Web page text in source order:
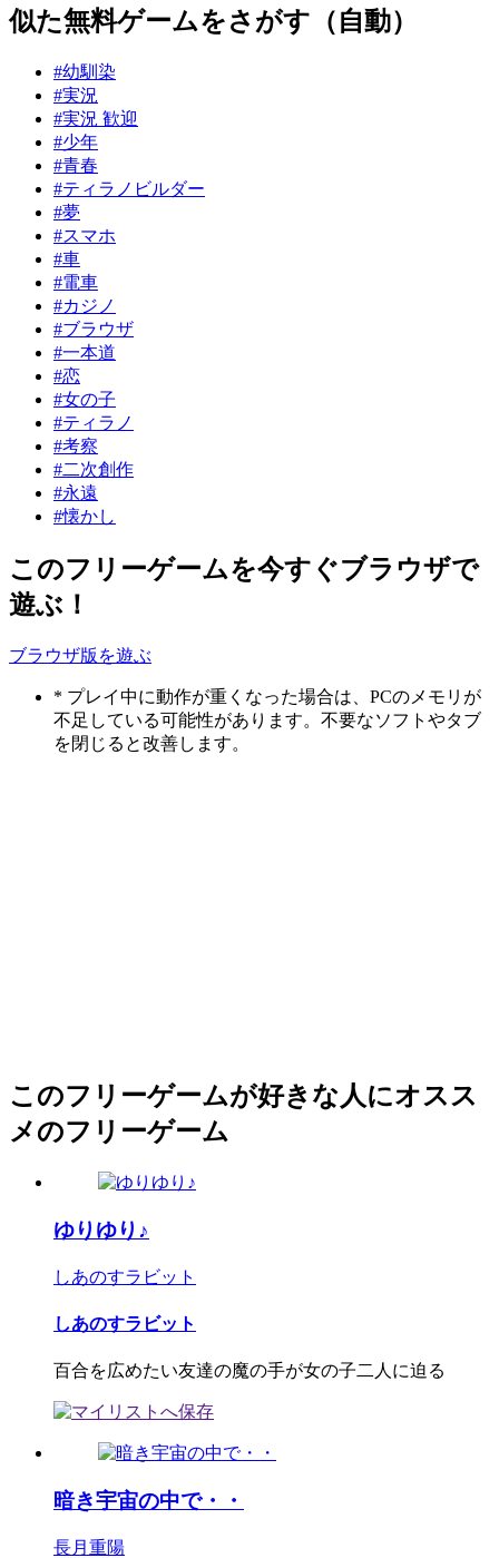
似た無料ゲームをさがす（自動）
#幼馴染
#実況
#実況 歓迎
#少年
#青春
#ティラノビルダー
#夢
#スマホ
#車
#電車
#カジノ
#ブラウザ
#一本道
#恋
#女の子
#ティラノ
#考察
#二次創作
#永遠
#懐かし
このフリーゲームを今すぐブラウザで
遊ぶ！
ブラウザ版を遊ぶ
* プレイ中に動作が重くなった場合は、PCのメモリが
不足している可能性があります。不要なソフトやタブ
を閉じると改善します。
このフリーゲームが好きな人にオスス
メのフリーゲーム
ゆりゆり♪
しあのすラビット
しあのすラビット
百合を広めたい友達の魔の手が女の子二人に迫る
暗き宇宙の中で・・
長月重陽